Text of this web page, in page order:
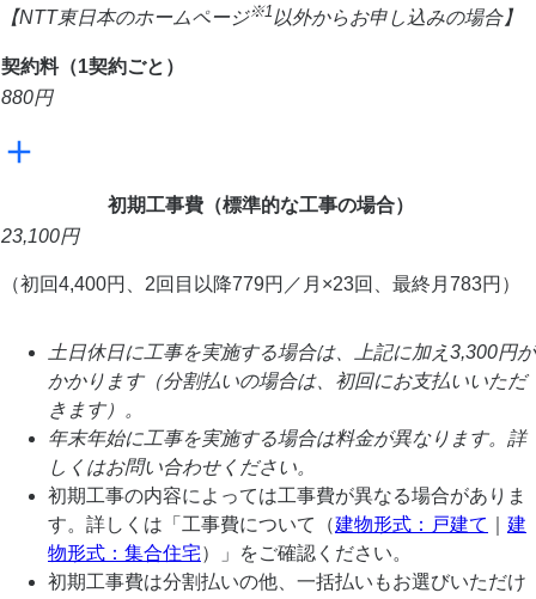
【NTT東日本のホームページ※1 以外からお申し込みの場合】
契約料（1契約ごと）
880円
初期工事費（標準的な工事の場合）
23,100円
（初回4,400円、2回目以降779円／月×23回、最終月783円）
土日休日に工事を実施する場合は、上記に加え3,300円が
かかります（分割払いの場合は、初回にお支払いいただ
きます）。
年末年始に工事を実施する場合は料金が異なります。詳
しくはお問い合わせください。
初期工事の内容によっては工事費が異なる場合がありま
す。詳しくは「工事費について（建物形式：戸建て
建
物形式：集合住宅）」をご確認ください。
初期工事費は分割払いの他、一括払いもお選びいただけ